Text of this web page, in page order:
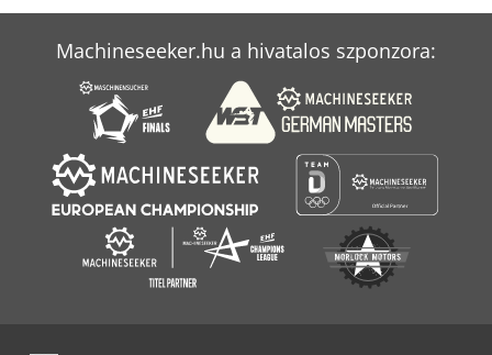
Machineseeker.hu a hivatalos szponzora: